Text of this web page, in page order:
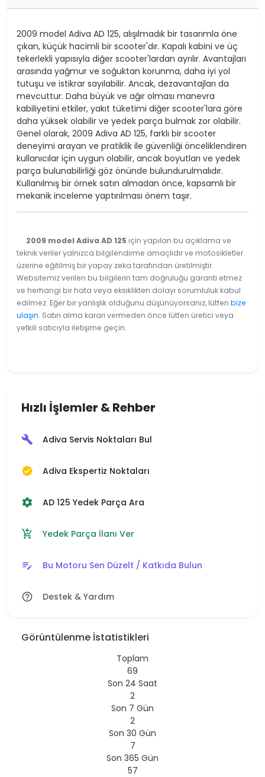
2009 model Adiva AD 125, alışılmadık bir tasarımla öne
çıkan, küçük hacimli bir scooter'dır. Kapalı kabini ve üç
tekerlekli yapısıyla diğer scooter'lardan ayrılır. Avantajları
arasında yağmur ve soğuktan korunma, daha iyi yol
tutuşu ve istikrar sayılabilir. Ancak, dezavantajları da
mevcuttur. Daha büyük ve ağır olması manevra
kabiliyetini etkiler, yakıt tüketimi diğer scooter'lara göre
daha yüksek olabilir ve yedek parça bulmak zor olabilir.
Genel olarak, 2009 Adiva AD 125, farklı bir scooter
deneyimi arayan ve pratiklik ile güvenliği önceliklendiren
kullanıcılar için uygun olabilir, ancak boyutları ve yedek
parça bulunabilirliği göz önünde bulundurulmalıdır.
Kullanılmış bir örnek satın almadan önce, kapsamlı bir
mekanik inceleme yaptırılması önem taşır.
2009 model Adiva AD 125 için yapılan bu açıklama ve
teknik veriler yalnızca bilgilendirme amaçlıdır ve motosikletler
üzerine eğitilmiş bir yapay zeka tarafından üretilmiştir.
Websitemiz verilen bu bilgilerin tam doğruluğu garanti etmez
ve herhangi bir hata veya eksiklikten dolayı sorumluluk kabul
edilmez. Eğer bir yanlışlık olduğunu düşünüyorsanız, lütfen bize
ulaşın. Satın alma kararı vermeden önce lütfen üretici veya
yetkili satıcıyla iletişime geçin.
Hızlı İşlemler & Rehber
build Adiva Servis Noktaları Bul
verified Adiva Ekspertiz Noktaları
settings AD 125 Yedek Parça Ara
add_shopping_cart Yedek Parça İlanı Ver
edit_note Bu Motoru Sen Düzelt / Katkıda Bulun
help_outline Destek & Yardım
Görüntülenme İstatistikleri
Toplam
69
Son 24 Saat
2
Son 7 Gün
2
Son 30 Gün
7
Son 365 Gün
57